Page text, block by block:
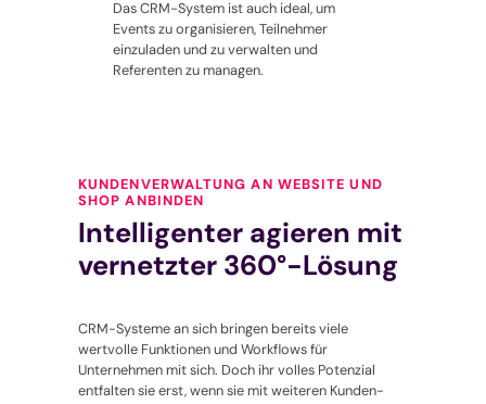
Das CRM-System ist auch ideal, um
Events zu organisieren, Teilnehmer
einzuladen und zu verwalten und
Referenten zu managen.
KUNDENVERWALTUNG AN WEBSITE UND
SHOP ANBINDEN
Intelligenter agieren mit
vernetzter 360°-Lösung
CRM-Systeme an sich bringen bereits viele
wertvolle Funktionen und Workflows für
Unternehmen mit sich. Doch ihr volles Potenzial
entfalten sie erst, wenn sie mit weiteren Kunden-